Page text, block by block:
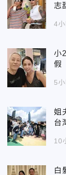
志
4
小
假
5
姐
台
10
白